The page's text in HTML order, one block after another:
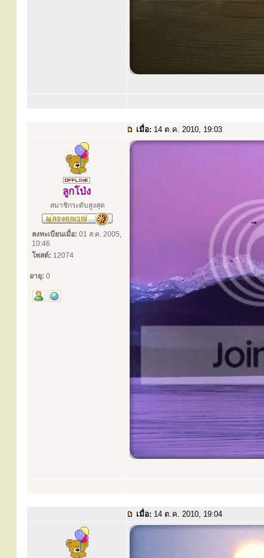
เมื่อ: 14 ต.ค. 2010, 19:03
ลูกโป่ง
สมาชิกระดับสูงสุด
ลงทะเบียนเมื่อ: 01 ส.ค. 2005,
10:46
โพสต์: 12074
อายุ: 0
เมื่อ: 14 ต.ค. 2010, 19:04